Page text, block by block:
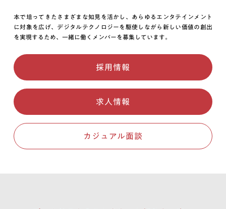
本で培ってきたさまざまな知見を活かし、あらゆるエンタテインメント
に対象を広げ、デジタルテクノロジーを駆使しながら新しい価値の創出
を実現するため、一緒に働くメンバーを募集しています。
採用情報
求人情報
カジュアル面談